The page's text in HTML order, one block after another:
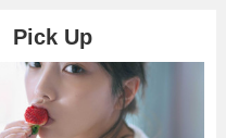
Pick Up